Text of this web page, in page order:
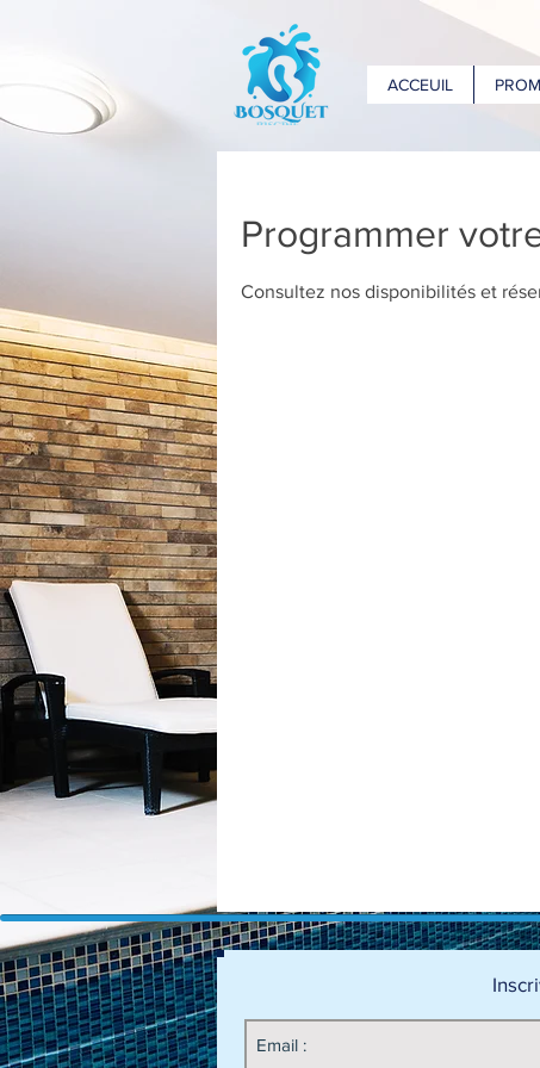
ACCEUIL
Programmer
Consultez nos disponibilités et